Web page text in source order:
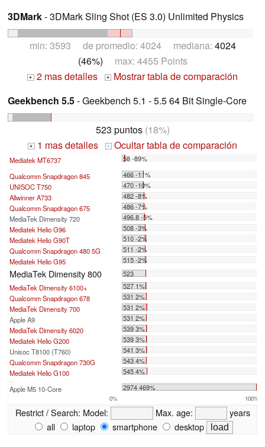
3DMark- 3DMark Sling Shot (ES 3.0) Unlimited Physics
min: 3593 de promedio: 4024 mediana: 4024
(46%) max: 4455 Points
+ 2 mas detalles +
Mostrar tabla de comparación
Geekbench 5.5- Geekbench 5.1 - 5.5 64 Bit Single-Core
523 puntos(18%)
+ 1 mas detalles - Ocultar tabla de comparación
Mediatek MT6737 58 -89%
Qualcomm Snapdragon 845
466 -11%
UNISOC T750
470 -10%
Allwinner A733
482 -8%
Qualcomm Snapdragon 675
486 -7%
MediaTek Dimensity 720
496.8 -5%
Mediatek Helio G96
508 -3%
Mediatek Helio G90T
510 -2%
Qualcomm Snapdragon 480 5G
511 -2%
Mediatek Helio G95
515 -2%
MediaTek Dimensity 800
523
MediaTek Dimensity 6100+
527 1%
Qualcomm Snapdragon 678
531 2%
MediaTek Dimensity 700
531 2%
Apple A9
531 2%
MediaTek Dimensity 6020
539 3%
Mediatek Helio G200
539 3%
Unisoc T8100 (T760)
541 3%
Qualcomm Snapdragon 730G
543 4%
Mediatek Helio G100
545 4%
Apple M5 10-Core 2974 469%
0% 100%
Restrict / Search: Model: Max. age:
years
all
laptop smartphone desktop